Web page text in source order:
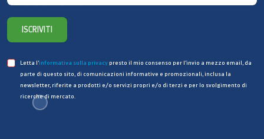
Chill Compartment
Numero di scaffali (totale)
3 EA
Scomparto latticini
ISCRIVITI
Letta l’informativa sulla privacy presto il mio consenso per l’invio a mezzo email, da
parte di questo sito, di comunicazioni informative e promozionali, inclusa la
newsletter, riferite a prodotti e/o servizi propri e/o di terzi e per lo svolgimento di
ricerche di mercato.